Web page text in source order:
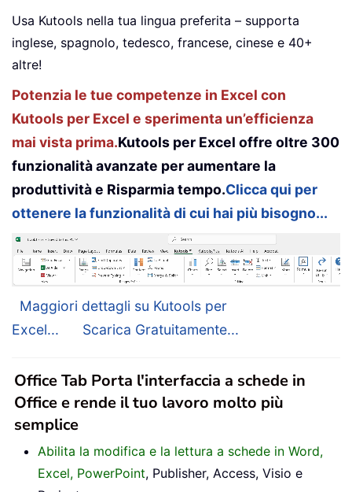
Usa Kutools nella tua lingua preferita – supporta
inglese, spagnolo, tedesco, francese, cinese e 40+
altre!
Potenzia le tue competenze in Excel con
Kutools per Excel e sperimenta un’efficienza
mai vista prima.Kutools per Excel offre oltre 300
funzionalità avanzate per aumentare la
produttività e Risparmia tempo.Clicca qui per
ottenere la funzionalità di cui hai più bisogno...
Maggiori dettagli su Kutools per
Excel...
Scarica Gratuitamente...
Office Tab Porta l'interfaccia a schede in
Office e rende il tuo lavoro molto più
semplice
Abilita la modifica e la lettura a schede in Word,
Excel, PowerPoint, Publisher, Access, Visio e